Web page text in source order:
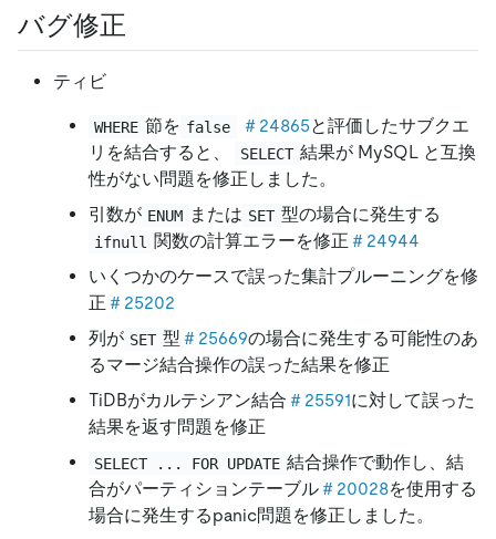
バグ修正
ティビ
WHERE 節を false ＃24865と評価したサブクエ
リを結合すると、
SELECT 結果が MySQL と互換
性がない問題を修正しました。
引数が ENUM または SET 型の場合に発生する
ifnull 関数の計算エラーを修正 ＃24944
いくつかのケースで誤った集計プルーニングを修
正 ＃25202
列が SET 型 ＃25669の場合に発生する可能性のあ
るマージ結合操作の誤った結果を修正
TiDBがカルテシアン結合 ＃25591に対して誤った
結果を返す問題を修正
SELECT ... FOR UPDATE 結合操作で動作し、結
合がパーティションテーブル＃20028を使用する
場合に発生するpanic問題を修正しました。